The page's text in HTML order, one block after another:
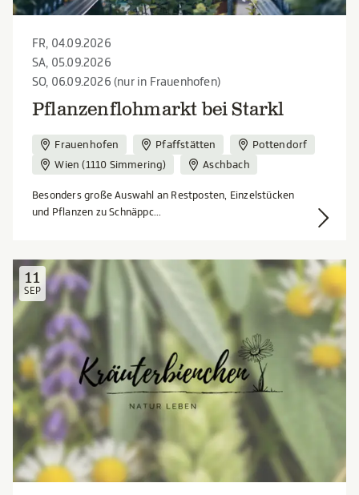
FR, 04.09.2026
SA, 05.09.2026
SO, 06.09.2026 (nur in Frauenhofen)
Pflanzenflohmarkt bei Starkl
Frauenhofen Pfaffstätten
Pottendorf
Wien (1110 Simmering)
Aschbach
Besonders große Auswahl an Restposten, Einzelstücken
und Pflanzen zu Schnäppc...
11
SEP